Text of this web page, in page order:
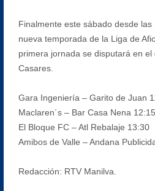
Finalmente este sábado desde
nueva temporada de la Liga de
primera jornada se disputará en el
Casares.
Gara Ingeniería – Garito de Juan
Maclaren´s – Bar Casa Nena 12:15
El Bloque FC – Atl Rebalaje 13:30
Amibos de Valle – Andana
Redacción: RTV Manilva.